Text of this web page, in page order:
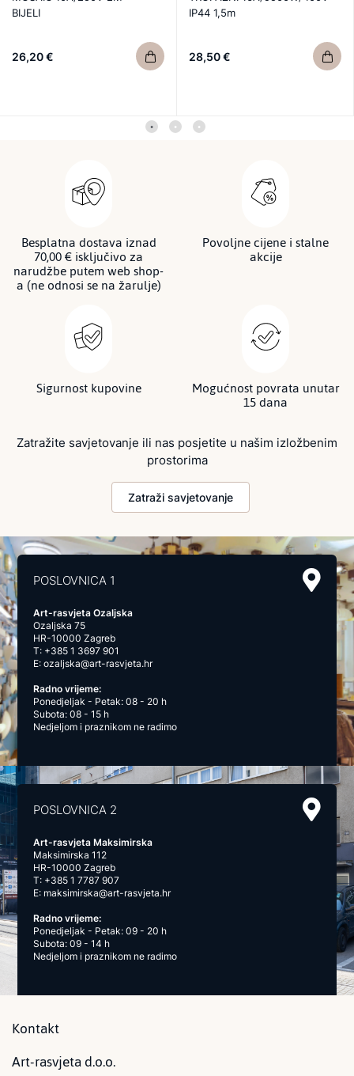
BIJELI
26,20 €
IP44 1,5m
28,50 €
Besplatna dostava iznad
70,00 € isključivo za
narudžbe putem web shop-
a (ne odnosi se na žarulje)
Povoljne cijene i stalne
akcije
Sigurnost kupovine Mogućnost povrata unutar
15 dana
Zatražite savjetovanje ili nas posjetite u našim izložbenim
prostorima
Zatraži savjetovanje
POSLOVNICA 1
Art-rasvjeta Ozaljska
Ozaljska 75
HR-10000 Zagreb
T: +385 1 3697 901
E:ozaljska@art-rasvjeta.hr
Radno vrijeme:
Ponedjeljak - Petak: 08 - 20 h
Subota: 08 - 15 h
Nedjeljom i praznikom ne radimo
POSLOVNICA 2
Art-rasvjeta Maksimirska
Maksimirska 112
HR-10000 Zagreb
T: +385 1 7787 907
E: maksimirska@art-rasvjeta.hr
Radno vrijeme:
Ponedjeljak - Petak: 09 - 20 h
Subota: 09 - 14 h
Nedjeljom i praznikom ne radimo
Kontakt
Art-rasvjeta d.o.o.